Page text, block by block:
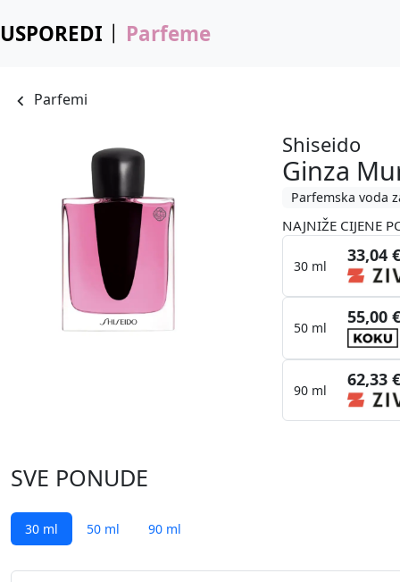
USPOREDI Parfeme
Parfemi
Shiseido
Ginza
Parfemska voda
NAJNIŽE CIJENE
30 ml
33,04
50 ml
55,00
90 ml
62,33
SVE PONUDE
30 ml 50 ml 90 ml